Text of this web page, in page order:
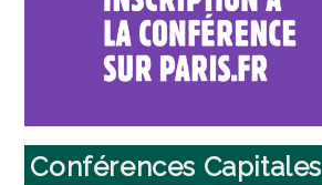
Conférences Capitales